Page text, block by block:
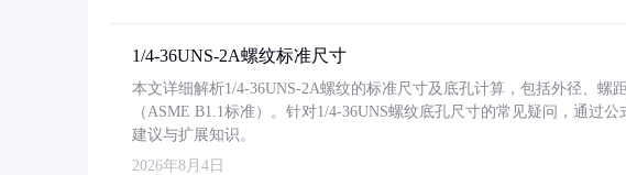
1/4-36UNS-2A螺纹标准尺寸
本文详细解析1/4-36UNS-2A螺纹的标准尺寸及底孔计算，包括外径、螺
（ASME B1.1标准）。针对1/4-36UNS螺纹底孔尺寸的常见疑问，通过
建议与扩展知识。
2026年8月4日